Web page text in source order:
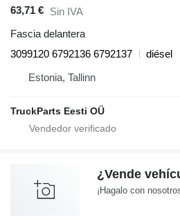
63,71 € Sin IVA
Fascia delantera
3099120 6792136 6792137
diésel
Estonia, Tallinn
TruckParts Eesti OÜ
¿Vende
¡Hagalo con